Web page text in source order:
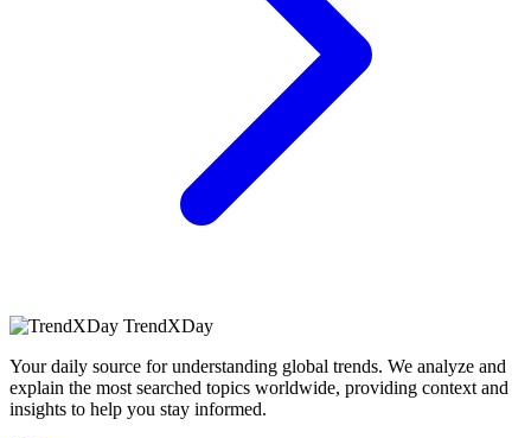
TrendXDay
Your daily source for understanding global trends. We analyze and
explain the most searched topics worldwide, providing context and
insights to help you stay informed.